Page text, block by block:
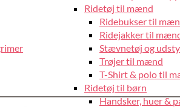
Ridetøj til mænd
Ridebukser til
Ridejakker til
Stævnetøj og
Trøjer til mænd
T-Shirt & polo til
Ridetøj til børn
Handsker, huer &